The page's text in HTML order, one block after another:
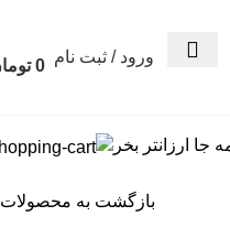
ورود / ثبت نام 0
جا ارزانتر بخر
بازگشت به محصولات